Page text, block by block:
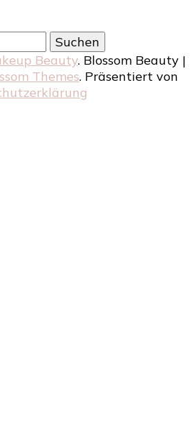
Beauty. Blossom Beauty |
Themes. Präsentiert von